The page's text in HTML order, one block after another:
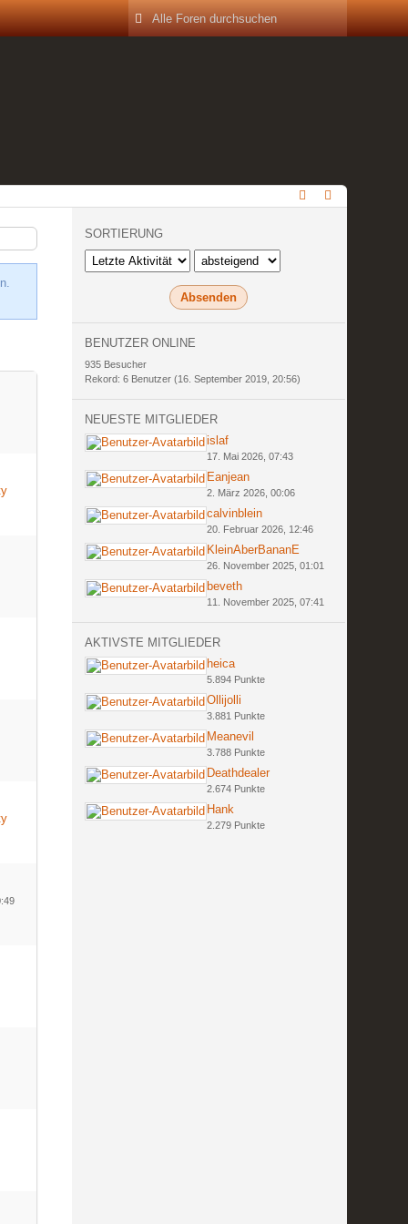
SORTIERUNG
BENUTZER ONLINE
935 Besucher
Rekord: 6 Benutzer (16. September 2019, 20:56)
NEUESTE MITGLIEDER
islaf
17. Mai 2026, 07:43
Eanjean
2. März 2026, 00:06
calvinblein
20. Februar 2026, 12:46
KleinAberBananE
26. November 2025, 01:01
beveth
11. November 2025, 07:41
AKTIVSTE MITGLIEDER
heica
5.894 Punkte
Ollijolli
3.881 Punkte
Meanevil
3.788 Punkte
Deathdealer
2.674 Punkte
Hank
2.279 Punkte